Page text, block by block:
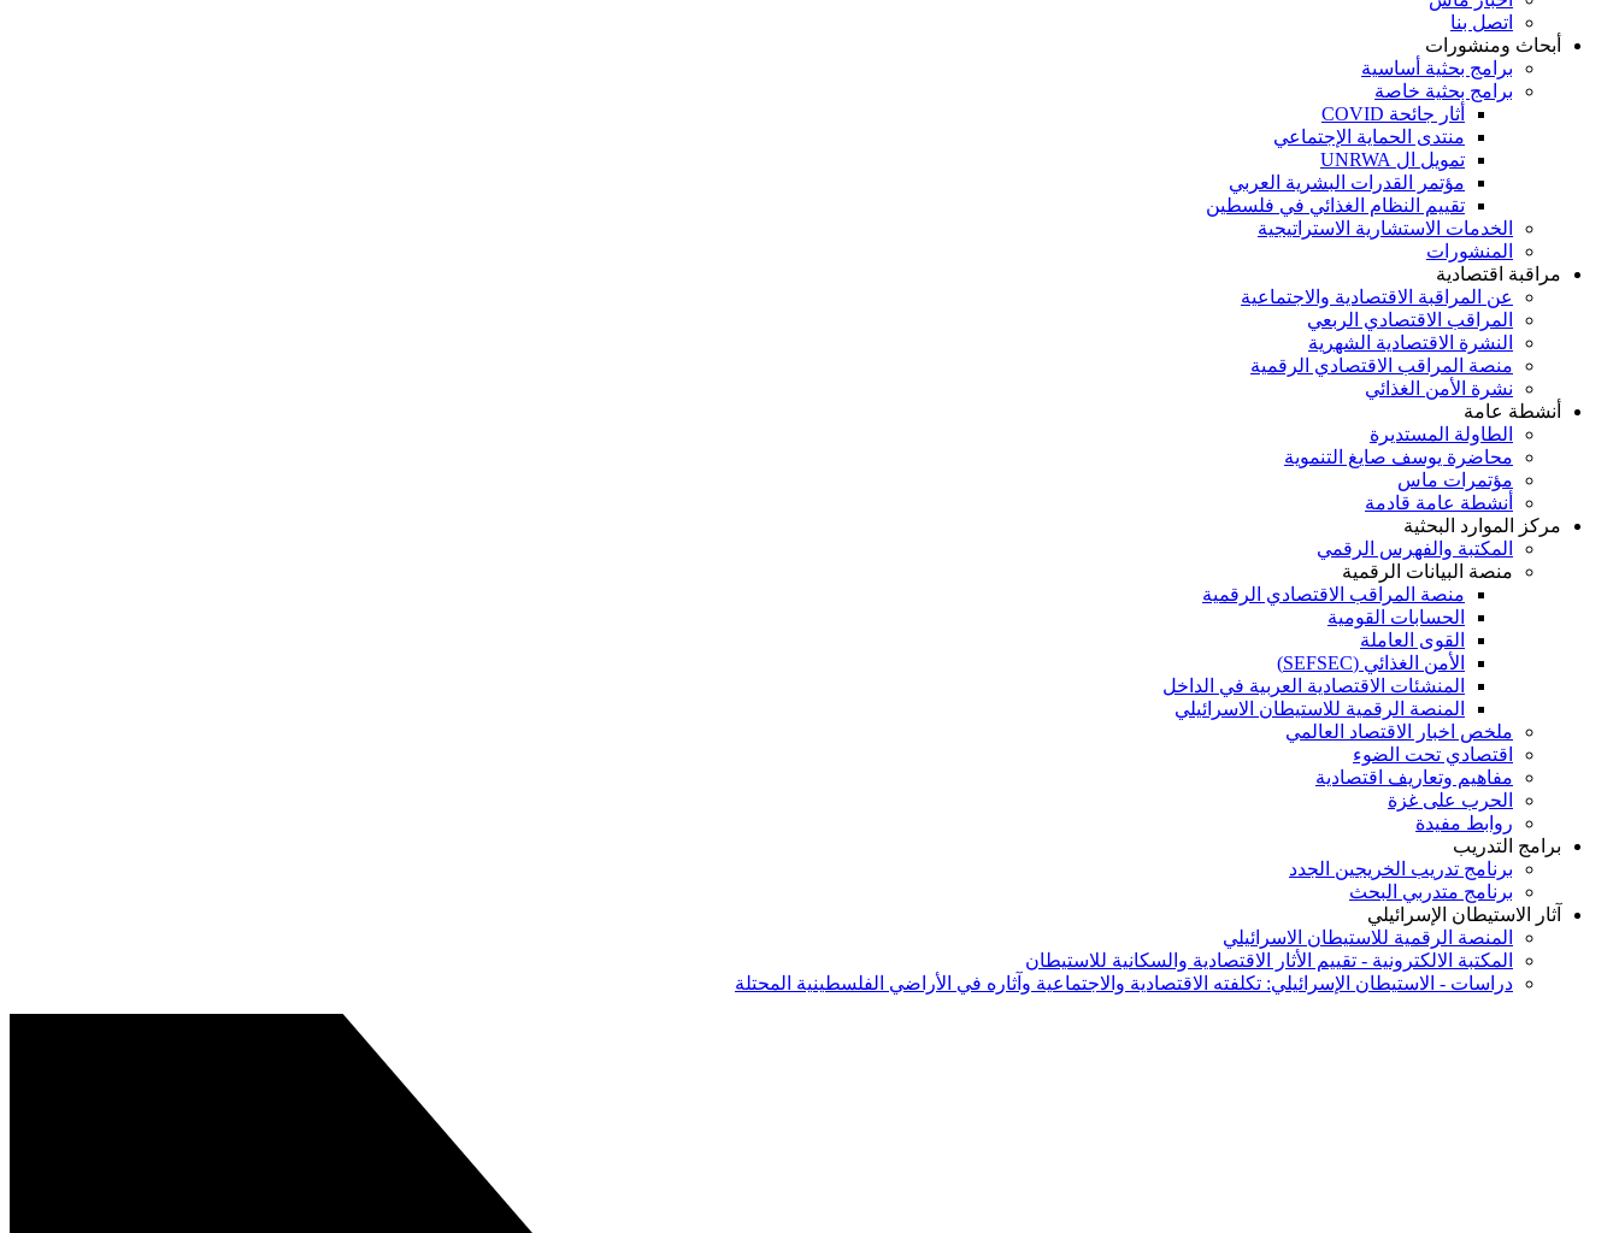
اتصل بنا
أبحاث ومنشورات
برامج بحثية أساسية
برامج بحثية خاصة
أثار جائحة COVID
منتدى الحماية الإجتماعي
تمويل ال UNRWA
مؤتمر القدرات البشرية العربي
تقييم النظام الغذائي في فلسطين
الخدمات الاستشارية الاستراتيجية
المنشورات
مراقبة اقتصادية
عن المراقبة الاقتصادية والاجتماعية
المراقب الاقتصادي الربعي
النشرة الاقتصادية الشهرية
منصة المراقب الاقتصادي الرقمية
نشرة الأمن الغذائي
أنشطة عامة
الطاولة المستديرة
محاضرة يوسف صايغ التنموية
مؤتمرات ماس
أنشطة عامة قادمة
مركز الموارد البحثية
المكتبة والفهرس الرقمي
منصة البيانات الرقمية
منصة المراقب الاقتصادي الرقمية
الحسابات القومية
القوى العاملة
الأمن الغذائي (SEFSEC)
المنشئات الاقتصادية العربية في الداخل
المنصة الرقمية للاستيطان الاسرائيلي
ملخص اخبار الاقتصاد العالمي
اقتصادي تحت الضوء
مفاهيم وتعاريف اقتصادية
الحرب على غزة
روابط مفيدة
برامج التدريب
برنامج تدريب الخريجين الجدد
برنامج متدربي البحث
آثار الاستيطان الإسرائيلي
المنصة الرقمية للاستيطان الاسرائيلي
المكتبة الالكترونية - تقييم الأثار الاقتصادية والسكانية للاستيطان
دراسات - الاستيطان الإسرائيلي: تكلفته الاقتصادية والاجتماعية وآثاره في الأراضي الفلسطينية المحتلة